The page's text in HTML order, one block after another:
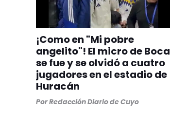
¡Como en "Mi pobre
angelito"! El micro de Boca
se fue y se olvidó a cuatro
jugadores en el estadio de
Huracán
PorRedacción Diario de Cuyo